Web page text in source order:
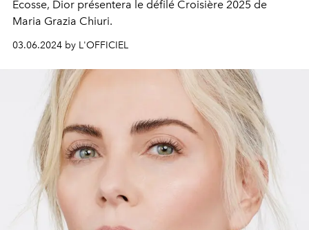
Ecosse, Dior présentera le défilé Croisière 2025 de
Maria Grazia Chiuri.
03.06.2024 by L'OFFICIEL